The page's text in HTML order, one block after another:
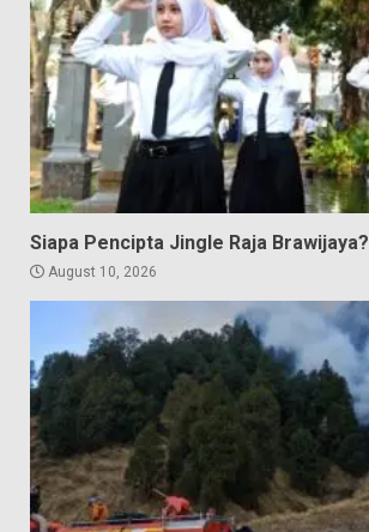
Siapa Pencipta Jingle Raja Brawijaya?
August 10, 2026